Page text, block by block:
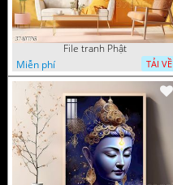
File tranh Phật
Miễn phí
TẢI VỀ